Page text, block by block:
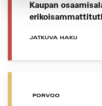
Kaupan
JATKUVA HAKU
PORVOO